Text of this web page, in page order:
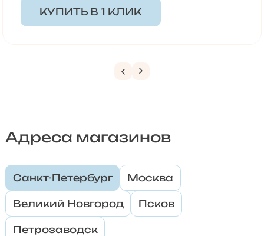
КУПИТЬ В 1 КЛИК
Адреса магазинов
Санкт-Петербург Москва
Великий Новгород Псков
Петрозаводск